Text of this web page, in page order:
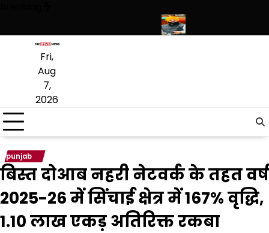
content
Fri,
Aug
7,
2026
punjab
बिस्त दोआब नहरी नेटवर्क के तहत वर्ष
2025-26 में सिंचाई क्षेत्र में 167% वृद्धि,
1.10 लाख एकड़ अतिरिक्त रकबा